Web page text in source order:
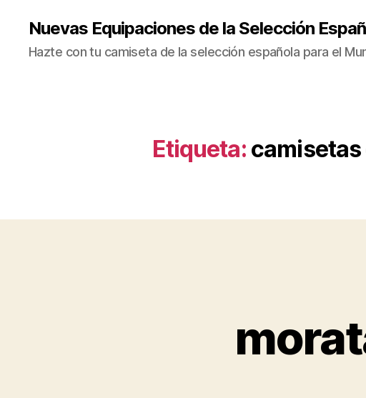
Nuevas Equipaciones de la Selección
Hazte con tu camiseta de la selección española para el
Etiqueta: camisetas